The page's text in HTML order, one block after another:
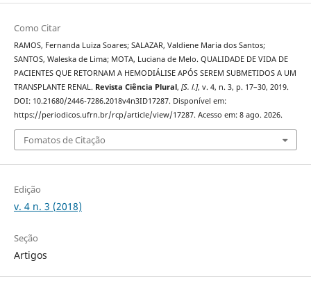
Como Citar
RAMOS, Fernanda Luiza Soares; SALAZAR, Valdiene Maria dos Santos;
SANTOS, Waleska de Lima; MOTA, Luciana de Melo. QUALIDADE DE VIDA DE
PACIENTES QUE RETORNAM A HEMODIÁLISE APÓS SEREM SUBMETIDOS A UM
TRANSPLANTE RENAL. Revista Ciência Plural, [S. l.], v. 4, n. 3, p. 17–30, 2019.
DOI: 10.21680/2446-7286.2018v4n3ID17287. Disponível em:
https://periodicos.ufrn.br/rcp/article/view/17287. Acesso em: 8 ago. 2026.
Fomatos de Citação
Edição
v. 4 n. 3 (2018)
Seção
Artigos